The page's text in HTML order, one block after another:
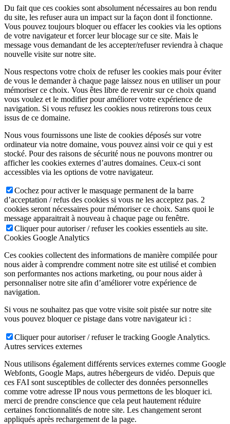
Du fait que ces cookies sont absolument nécessaires au bon rendu
du site, les refuser aura un impact sur la façon dont il fonctionne.
Vous pouvez toujours bloquer ou effacer les cookies via les options
de votre navigateur et forcer leur blocage sur ce site. Mais le
message vous demandant de les accepter/refuser reviendra à chaque
nouvelle visite sur notre site.
Nous respectons votre choix de refuser les cookies mais pour éviter
de vous le demander à chaque page laissez nous en utiliser un pour
mémoriser ce choix. Vous êtes libre de revenir sur ce choix quand
vous voulez et le modifier pour améliorer votre expérience de
navigation. Si vous refusez les cookies nous retirerons tous ceux
issus de ce domaine.
Nous vous fournissons une liste de cookies déposés sur votre
ordinateur via notre domaine, vous pouvez ainsi voir ce qui y est
stocké. Pour des raisons de sécurité nous ne pouvons montrer ou
afficher les cookies externes d’autres domaines. Ceux-ci sont
accessibles via les options de votre navigateur.
Cochez pour activer le masquage permanent de la barre
d’acceptation / refus des cookies si vous ne les acceptez pas. 2
cookies seront nécessaires pour mémoriser ce choix. Sans quoi le
message apparaitrait à nouveau à chaque page ou fenêtre.
Cliquer pour autoriser / refuser les cookies essentiels au site.
Cookies Google Analytics
Ces cookies collectent des informations de manière compilée pour
nous aider à comprendre comment notre site est utilisé et combien
son performantes nos actions marketing, ou pour nous aider à
personnaliser notre site afin d’améliorer votre expérience de
navigation.
Si vous ne souhaitez pas que votre visite soit pistée sur notre site
vous pouvez bloquer ce pistage dans votre navigateur ici :
Cliquer pour autoriser / refuser le tracking Google Analytics.
Autres services externes
Nous utilisons également différents services externes comme Google
Webfonts, Google Maps, autres hébergeurs de vidéo. Depuis que
ces FAI sont susceptibles de collecter des données personnelles
comme votre adresse IP nous vous permettons de les bloquer ici.
merci de prendre conscience que cela peut hautement réduire
certaines fonctionnalités de notre site. Les changement seront
appliqués après rechargement de la page.